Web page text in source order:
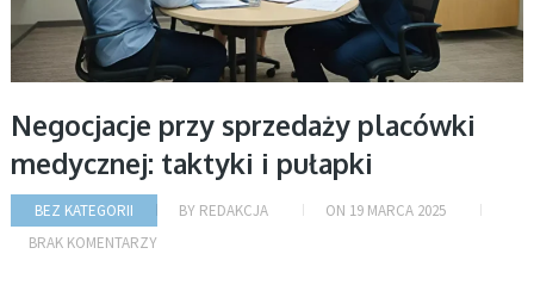
Negocjacje przy sprzedaży placówki
medycznej: taktyki i pułapki
BEZ KATEGORII BY REDAKCJA ON 19 MARCA 2025
BRAK KOMENTARZY